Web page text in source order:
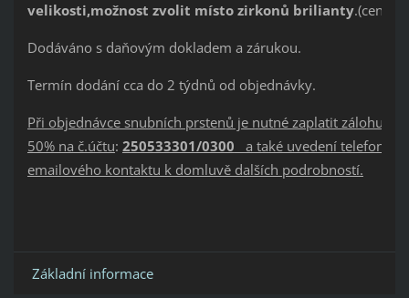
velikosti,možnost zvolit místo zirkonů brilianty.(cena
Dodáváno s daňovým dokladem a zárukou.
Termín dodání cca do 2 týdnů od objednávky.
Při objednávce snubních prstenů je nutné zaplatit zálohu a
50% na č.účtu: 250533301/0300 a také uvedení
emailového kontaktu k domluvě dalších podrobností.
Základní informace